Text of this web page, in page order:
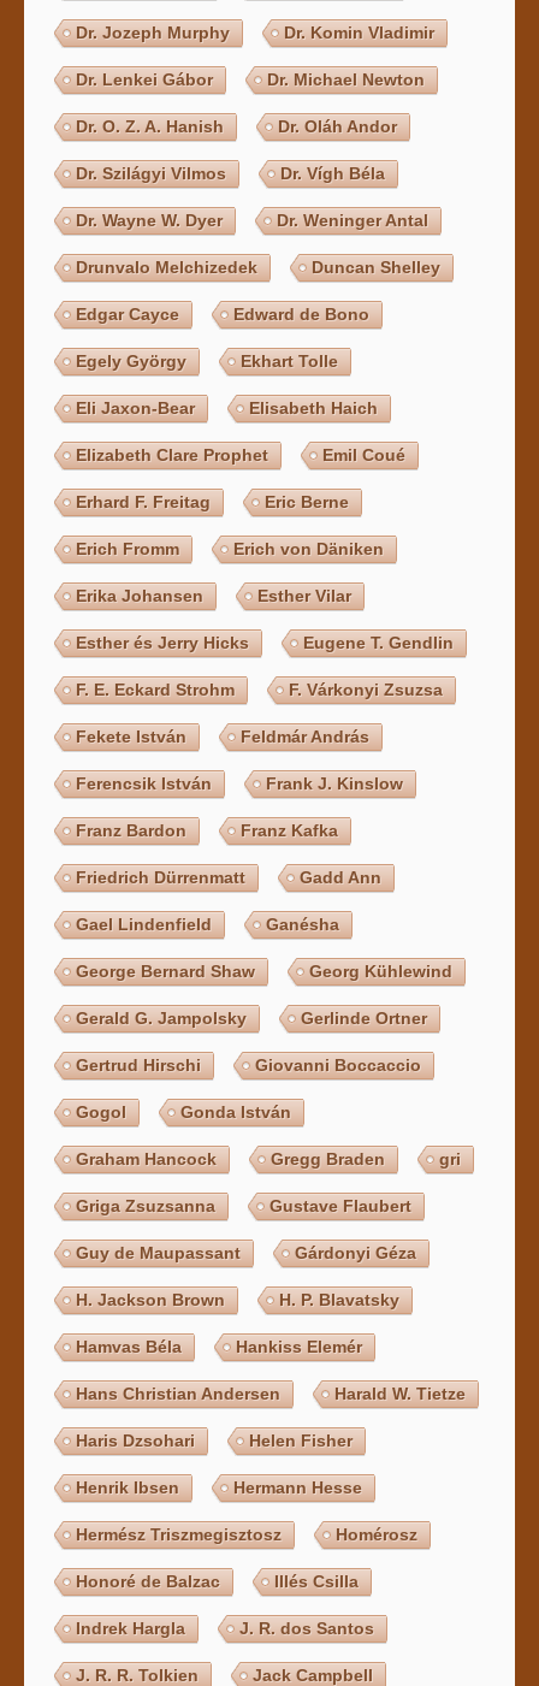
Dr. Jozeph Murphy Dr. Komin Vladimir
Dr. Lenkei Gábor Dr. Michael Newton
Dr. O. Z. A. Hanish Dr. Oláh Andor
Dr. Szilágyi Vilmos Dr. Vígh Béla
Dr. Wayne W. Dyer Dr. Weninger Antal
Drunvalo Melchizedek Duncan Shelley
Edgar Cayce Edward de Bono
Egely György Ekhart Tolle
Eli Jaxon-Bear Elisabeth Haich
Elizabeth Clare Prophet Emil Coué
Erhard F. Freitag Eric Berne
Erich Fromm Erich von Däniken
Erika Johansen Esther Vilar
Esther és Jerry Hicks Eugene T. Gendlin
F. E. Eckard Strohm F. Várkonyi Zsuzsa
Fekete István Feldmár András
Ferencsik István Frank J. Kinslow
Franz Bardon Franz Kafka
Friedrich Dürrenmatt Gadd Ann
Gael Lindenfield Ganésha
George Bernard Shaw Georg Kühlewind
Gerald G. Jampolsky Gerlinde Ortner
Gertrud Hirschi Giovanni Boccaccio
Gogol Gonda István
Graham Hancock Gregg Braden gri
Griga Zsuzsanna Gustave Flaubert
Guy de Maupassant Gárdonyi Géza
H. Jackson Brown H. P. Blavatsky
Hamvas Béla Hankiss Elemér
Hans Christian Andersen Harald W. Tietze
Haris Dzsohari Helen Fisher
Henrik Ibsen Hermann Hesse
Hermész Triszmegisztosz Homérosz
Honoré de Balzac Illés Csilla
Indrek Hargla J. R. dos Santos
J. R. R. Tolkien Jack Campbell